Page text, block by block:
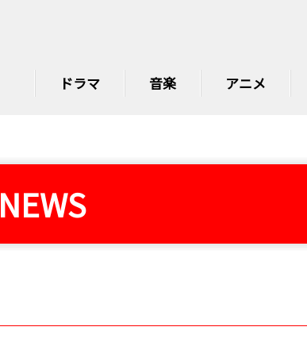
ドラマ 音楽 アニメ
NEWS